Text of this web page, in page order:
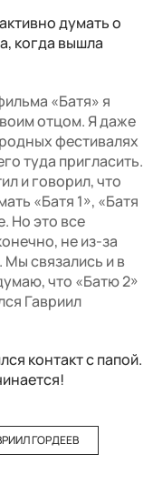
думать о
когда вышла
«Батя» я
отцом. Я даже
фестивалях
туда пригласить.
и говорил, что
«Батя 1», «Батя
Но это все
не из-за
связались и в
что «Батю 2»
Гавриил
контакт с папой.
ГОРДЕЕВ